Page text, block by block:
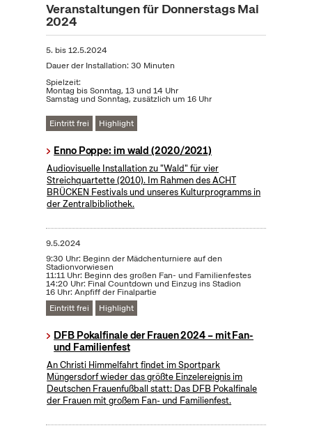
Veranstaltungen für Donnerstags Mai
2024
5. bis12.5.2024
Dauer der Installation: 30 Minuten
Spielzeit:
Montag bis Sonntag, 13 und 14 Uhr
Samstag und Sonntag, zusätzlich um 16 Uhr
Eintritt frei Highlight
Enno Poppe: im wald (2020/2021)
Audiovisuelle Installation zu "Wald" für vier
Streichquartette (2010). Im Rahmen des ACHT
BRÜCKEN Festivals und unseres Kulturprogramms in
der Zentralbibliothek.
9.5.2024
9:30 Uhr: Beginn der Mädchenturniere auf den
Stadionvorwiesen
11:11 Uhr: Beginn des großen Fan- und Familienfestes
14:20 Uhr: Final Countdown und Einzug ins Stadion
16 Uhr: Anpfiff der Finalpartie
Eintritt frei
Highlight
DFB Pokalfinale der Frauen 2024 – mit Fan-
und Familienfest
An Christi Himmelfahrt findet im Sportpark
Müngersdorf wieder das größte Einzelereignis im
Deutschen Frauenfußball statt: Das DFB Pokalfinale
der Frauen mit großem Fan- und Familienfest.